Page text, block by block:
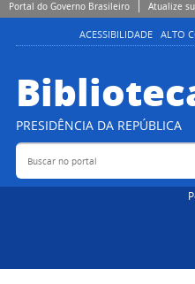
Portal do Governo Brasileiro Atualize
ACESSIBILIDADE ALTO
PRESIDÊNCIA DA REPÚBLICA
Buscar no portal